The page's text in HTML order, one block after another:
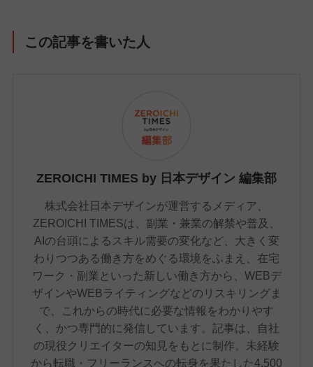
この記事を書いた人
ZEROICHI TIMES by 日本デザイン 編集部
株式会社日本デザインが運営するメディア、
ZEROICHI TIMESは、副業・兼業の解禁や普及、
AIの台頭によるスキル需要の変化など、大きく変
わりつつある働き方をめぐる環境をふまえ、在宅
ワーク・副業といった新しい働き方から、WEBデ
ザインやWEBライティングなどのリスキリングま
で、これからの時代に必要な情報をわかりやす
く、かつ専門的に発信しています。記事は、自社
の現役クリエイターの知見をもとに制作。未経験
から転職・フリーランスへの転身を果たした4,500